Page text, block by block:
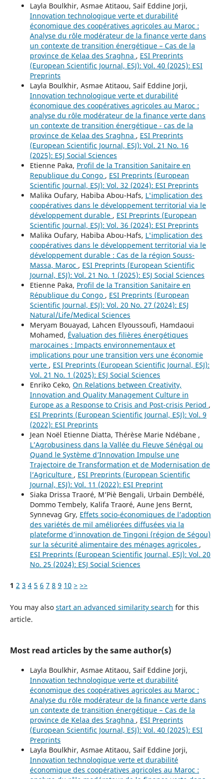
Layla Boulkhir, Asmae Atitaou, Saif Eddine Jorji,
Innovation technologique verte et durabilité
économique des coopératives agricoles au Maroc :
Analyse du rôle modérateur de la finance verte dans
un contexte de transition énergétique – Cas de la
province de Kelaa des Sraghna , ESI Preprints
(European Scientific Journal, ESJ): Vol. 40 (2025): ESI
Preprints
Layla Boulkhir, Asmae Atitaou, Saif Eddine Jorji,
Innovation technologique verte et durabilité
économique des coopératives agricoles au Maroc :
analyse du rôle modérateur de la finance verte dans
un contexte de transition énergétique - cas de la
province de Kelaa des Sraghna , ESI Preprints
(European Scientific Journal, ESJ): Vol. 21 No. 16
(2025): ESJ Social Sciences
Etienne Paka, Profil de la Transition Sanitaire en
Republique du Congo , ESI Preprints (European
Scientific Journal, ESJ): Vol. 32 (2024): ESI Preprints
Malika Oufary, Habiba Abou-Hafs, L'implication des
coopératives dans le développement territorial via le
développement durable , ESI Preprints (European
Scientific Journal, ESJ): Vol. 36 (2024): ESI Preprints
Malika Oufary, Habiba Abou-Hafs, L'implication des
coopératives dans le développement territorial via le
développement durable : Cas de la région Souss-
Massa, Maroc , ESI Preprints (European Scientific
Journal, ESJ): Vol. 21 No. 1 (2025): ESJ Social Sciences
Etienne Paka, Profil de la Transition Sanitaire en
République du Congo , ESI Preprints (European
Scientific Journal, ESJ): Vol. 20 No. 27 (2024): ESJ
Natural/Life/Medical Sciences
Meryam Bouayad, Lahcen Elyoussoufi, Hamdaoui
Mohamed, Évaluation des filières énergétiques
marocaines : Impacts environnementaux et
implications pour une transition vers une économie
verte , ESI Preprints (European Scientific Journal, ESJ):
Vol. 21 No. 1 (2025): ESJ Social Sciences
Enriko Ceko, On Relations between Creativity,
Innovation and Quality Management Culture in
Europe as a Response to Crisis and Post-crisis Period ,
ESI Preprints (European Scientific Journal, ESJ): Vol. 9
(2022): ESI Preprints
Jean Noël Etienne Diatta, Thérèse Marie Ndébane ,
L’Agrobusiness dans la Vallée du Fleuve Sénégal ou
Quand le Système d’Innovation Impulse une
Trajectoire de Transformation et de Modernisation de
l’Agriculture , ESI Preprints (European Scientific
Journal, ESJ): Vol. 11 (2022): ESI Preprint
Siaka Drissa Traoré, M’Piè Bengali, Urbain Dembélé,
Dommo Tembely, Kalifa Traoré, Aune Jens Bernt,
Synnevag Gry, Effets socio-économiques de l’adoption
des variétés de mil améliorées diffusées via la
plateforme d’innovation de Tingoni (région de Ségou)
sur la sécurité alimentaire des ménages agricoles ,
ESI Preprints (European Scientific Journal, ESJ): Vol. 20
No. 25 (2024): ESJ Social Sciences
1 2 3 4 5 6 7 8 9 10 > >>
You may also start an advanced similarity search for this
article.
Most read articles by the same author(s)
Layla Boulkhir, Asmae Atitaou, Saif Eddine Jorji,
Innovation technologique verte et durabilité
économique des coopératives agricoles au Maroc :
Analyse du rôle modérateur de la finance verte dans
un contexte de transition énergétique – Cas de la
province de Kelaa des Sraghna , ESI Preprints
(European Scientific Journal, ESJ): Vol. 40 (2025): ESI
Preprints
Layla Boulkhir, Asmae Atitaou, Saif Eddine Jorji,
Innovation technologique verte et durabilité
économique des coopératives agricoles au Maroc :